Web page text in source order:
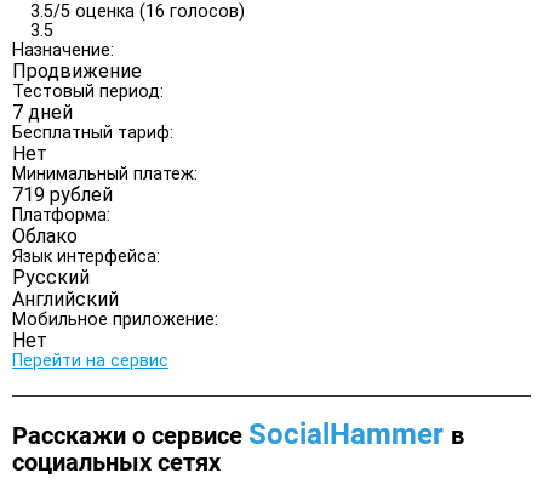
3.5/5 оценка (16 голосов)
3.5
Назначение:
Продвижение
Тестовый период:
7 дней
Бесплатный тариф:
Нет
Минимальный платеж:
719 рублей
Платформа:
Облако
Язык интерфейса:
Русский
Английский
Мобильное приложение:
Нет
Перейти на сервис
Расскажи о сервисе SocialHammer в
социальных сетях